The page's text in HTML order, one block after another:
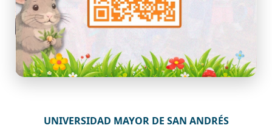
UNIVERSIDAD MAYOR DE SAN ANDRÉS